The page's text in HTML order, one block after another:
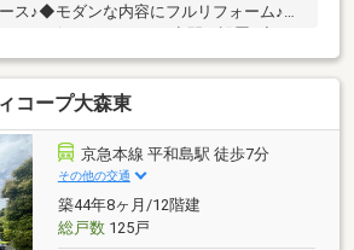
ス♪◆モダンな内容にフルリフォーム♪◆
き！リビングにおこもり空間を設置♪◆ペ
新生活をスタート！（細則有）【株式会
イフ】創業35年の信頼で未公開情報多数
イフがご紹介します。宅建士×FP×住宅ロ
ザーの資格を併せ持つ『ライフ・エキス
ンナー』がお客様の老後も見据えたライ
料作成。お気軽にご相談下さい！☆物件
〈0120-502-278〉☆
コープ大森東
京急本線 平和島駅 徒歩7分
その他の交通
築44年8ヶ月/12階建
総戸数125戸